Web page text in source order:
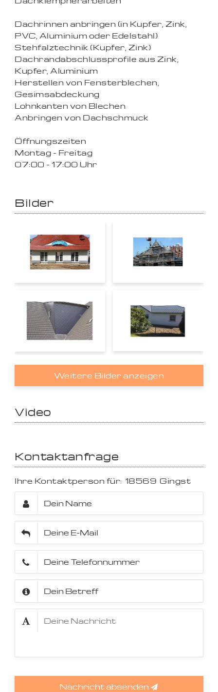
Dachrinnen anbringen (in Kupfer, Zink,
PVC, Aluminium oder Edelstahl)
Stehfalztechnik (Kupfer, Zink)
Dachrandabschlussprofile aus Zink,
Kupfer, Aluminium
Herstellen von Fensterblechen,
Gesimsabdeckung
Lohnkanten von Blechen
Anbringen von Dachschmuck
Öffnungszeiten
Montag - Freitag
07:00 - 17:00 Uhr
Bilder
Weitere Bilder anzeigen
Video
Kontaktanfrage
Ihre Kontaktperson für: 18569 Gingst
Nachricht absenden